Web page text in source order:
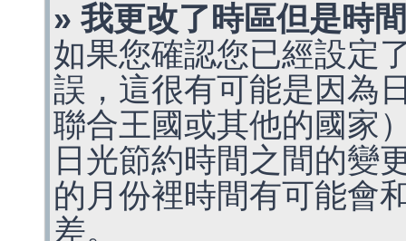
» 我更改了時區但是時
如果您確認您已經設定
誤，這很有可能是因為
聯合王國或其他的國家
日光節約時間之間的變
的月份裡時間有可能會
差。